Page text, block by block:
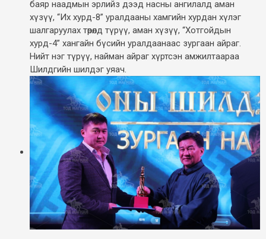
баяр наадмын эрлийз дээд насны ангилалд аман
хүзүү, “Их хурд-8” уралдааны хамгийн хурдан хүлэг
шалгаруулах төрөлд түрүү, аман хүзүү, “Хотгойдын
хурд-4” хангайн бүсийн уралдаанаас зургаан айраг.
Нийт нэг түрүү, найман айраг хүртсэн амжилтаараа
Шилдгийн шилдэг уяач.